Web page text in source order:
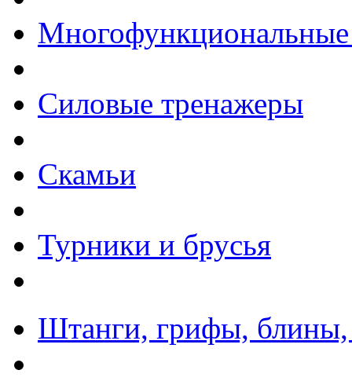
Силовые тренажеры
Скамьи
Турники и брусья
Штанги, грифы, блины,